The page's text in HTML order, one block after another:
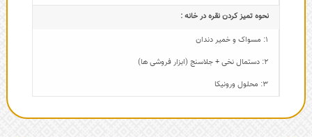
نحوه تمیز کردن نقره در خانه :
1: مسواک و خمیر دندان
2: دستمال نخی + جلاسنج (ابزار فروشی ها)
3: محلول ورونیکا